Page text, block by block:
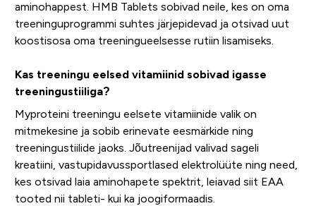
aminohappest. HMB Tablets sobivad neile, kes on oma
treeninguprogrammi suhtes järjepidevad ja otsivad uut
koostisosa oma treeningueelsesse rutiin lisamiseks.
Kas treeningu eelsed vitamiinid sobivad igasse
treeningustiiliga?
Myproteini treeningu eelsete vitamiinide valik on
mitmekesine ja sobib erinevate eesmärkide ning
treeningustiilide jaoks. Jõutreenijad valivad sageli
kreatiini, vastupidavussportlased elektrolüüte ning need,
kes otsivad laia aminohapete spektrit, leiavad siit EAA
tooted nii tableti- kui ka joogiformaadis.